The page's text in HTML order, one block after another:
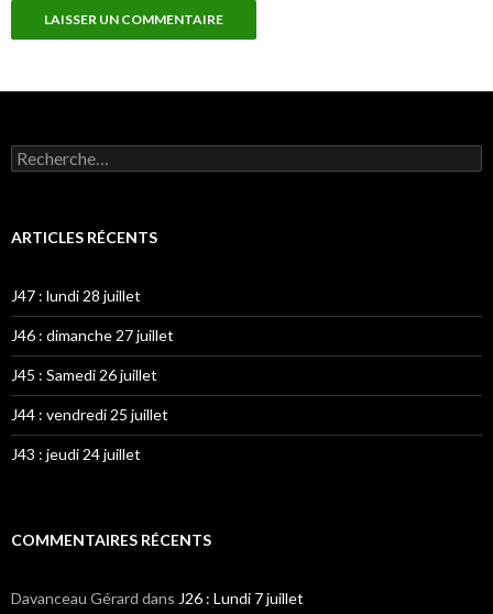
Rechercher :
ARTICLES RÉCENTS
J47 : lundi 28 juillet
J46 : dimanche 27 juillet
J45 : Samedi 26 juillet
J44 : vendredi 25 juillet
J43 : jeudi 24 juillet
COMMENTAIRES RÉCENTS
Davanceau Gérard dans J26 : Lundi 7 juillet